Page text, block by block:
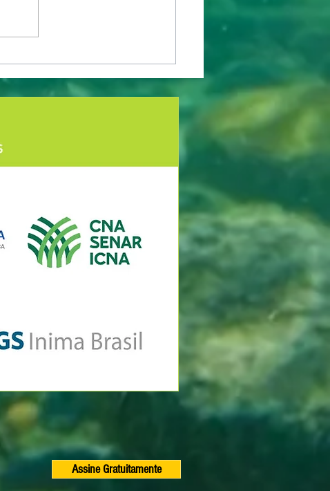
Assine Gratuitamente